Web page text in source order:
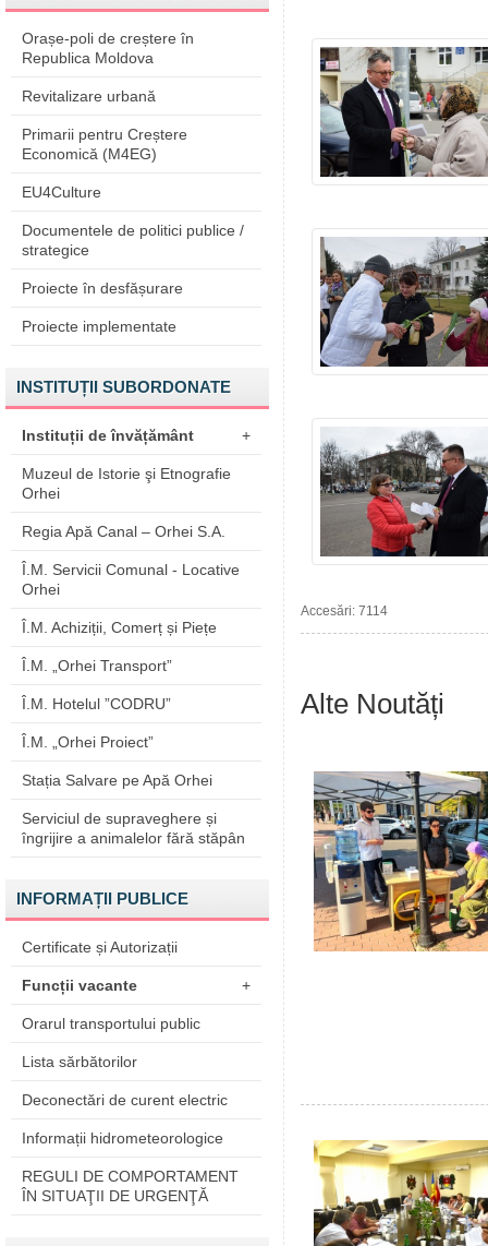
Orașe-poli de creștere în
Republica Moldova
Revitalizare urbană
Primarii pentru Creștere
Economică (M4EG)
EU4Culture
Documentele de politici publice /
strategice
Proiecte în desfășurare
Proiecte implementate
INSTITUȚII SUBORDONATE
Instituții de învățământ +
Muzeul de Istorie şi Etnografie
Orhei
Regia Apă Canal – Orhei S.A.
Î.M. Servicii Comunal - Locative
Orhei
Î.M. Achiziții, Comerț și Piețe
Î.M. „Orhei Transport”
Î.M. Hotelul ”CODRU”
Î.M. „Orhei Proiect”
Stația Salvare pe Apă Orhei
Serviciul de supraveghere și
îngrijire a animalelor fără stăpân
INFORMAȚII PUBLICE
Certificate și Autorizații
Funcții vacante +
Orarul transportului public
Lista sărbătorilor
Deconectări de curent electric
Informații hidrometeorologice
REGULI DE COMPORTAMENT
ÎN SITUAŢII DE URGENŢĂ
Accesări: 7114
Alte Noutăți